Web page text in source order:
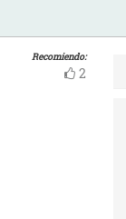
Recomiendo:
2